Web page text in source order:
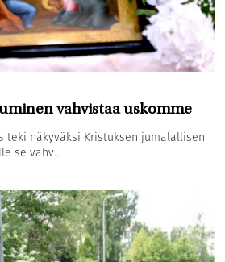
vahvistaa uskomme
teki näkyväksi Kristuksen jumalallisen
se vahv...